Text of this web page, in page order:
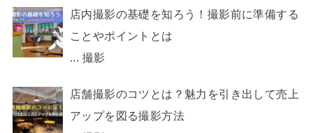
店内撮影の基礎を知ろう！撮影前に準備する
ことやポイントとは
... 撮影
店舗撮影のコツとは？魅力を引き出して売上
アップを図る撮影方法